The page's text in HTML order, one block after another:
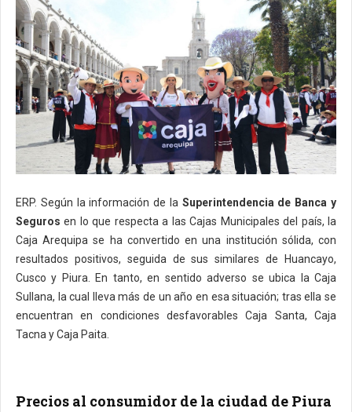
ERP. Según la información de la Superintendencia de Banca y
Seguros en lo que respecta a las Cajas Municipales del país, la
Caja Arequipa se ha convertido en una institución sólida, con
resultados positivos, seguida de sus similares de Huancayo,
Cusco y Piura. En tanto, en sentido adverso se ubica la Caja
Sullana, la cual lleva más de un año en esa situación; tras ella se
encuentran en condiciones desfavorables Caja Santa, Caja
Tacna y Caja Paita.
Precios al consumidor de la ciudad de Piura